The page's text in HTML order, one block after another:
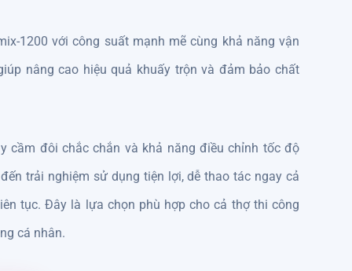
1200 với công suất mạnh mẽ cùng khả năng vận
nâng cao hiệu quả khuấy trộn và đảm bảo chất
cầm đôi chắc chắn và khả năng điều chỉnh tốc độ
trải nghiệm sử dụng tiện lợi, dễ thao tác ngay cả
tục. Đây là lựa chọn phù hợp cho cả thợ thi công
cá nhân.